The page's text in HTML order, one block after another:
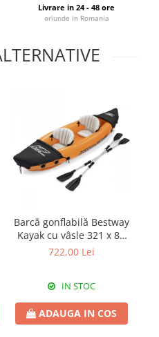
Livrare in 24 - 48 ore
oriunde in Romania
Barcă gonflabilă Bestway
Kayak cu vâsle 321 x 88
cm
722,00 Lei
IN STOC
ADAUGA IN COS